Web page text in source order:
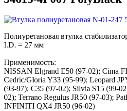
Полиуретановая втулка
I.D. = 27 мм
Применимость:
NISSAN Elgrand E50 (97-02); Cima
Cedric/Gloria Y33 (95-99); Leopard
(93-97); C35 (97-02); Silvia S15 (99-
02); Terrano Regulus JR50 (97-03);
INFINITI QX4 JR50 (96-02)